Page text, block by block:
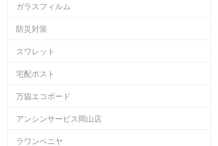
ガラスフィルム
防災対策
スワレット
宅配ポスト
万協エコボード
アンシンサービス岡山店
ラワンベニヤ